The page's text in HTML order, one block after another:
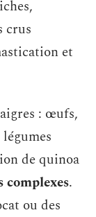
crus
et
: œufs,
de quinoa
complexes.
ou des